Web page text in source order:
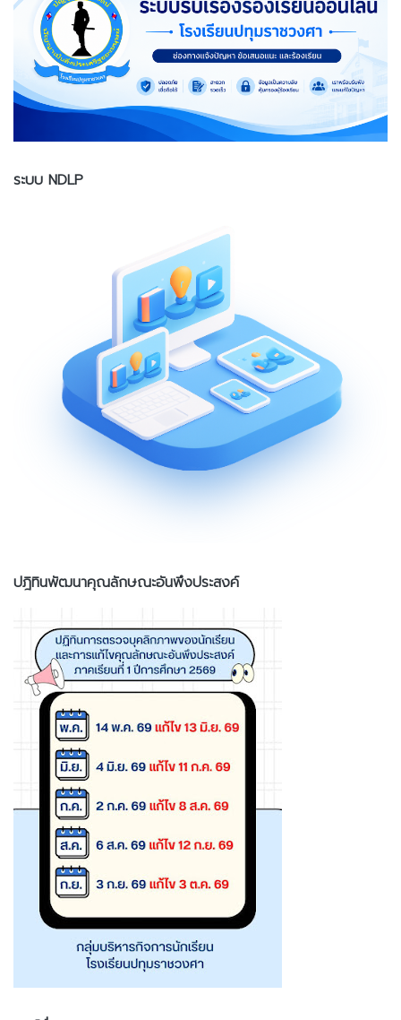
ระบบ NDLP
ปฎิทินพัฒนาคุณลักษณะอันพึงประสงค์